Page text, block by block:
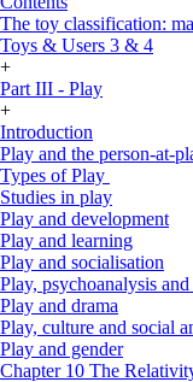
The toy classification:
Toys & Users 3 & 4
+
Part III - Play
+
Introduction
Play and the person-at-
Types of Play
Studies in play
Play and development
Play and learning
Play and socialisation
Play, psychoanalysis
Play and drama
Play, culture and social
Play and gender
Chapter 10 The